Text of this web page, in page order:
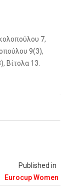
Published in
Eurocup Women
7,
9(3),
Βίτολα 13.